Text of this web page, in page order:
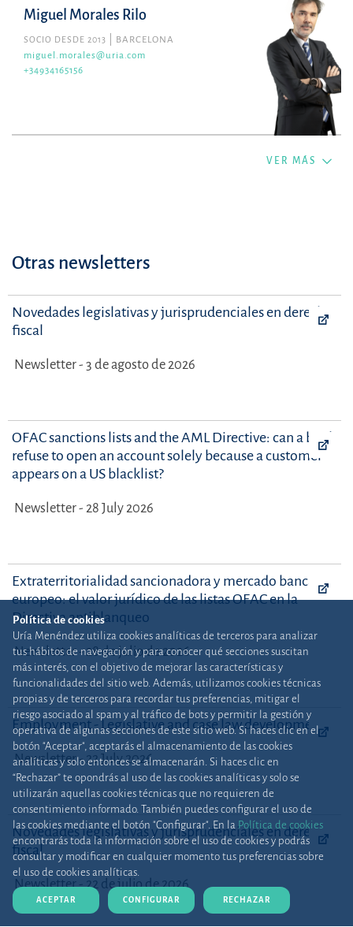
Miguel Morales Rilo
SOCIO DESDE 2013
BARCELONA
miguel.morales@uria.com
+34934165156
VER MÁS
Otras newsletters
Novedades legislativas y jurisprudenciales en derecho
fiscal
Newsletter - 3 de agosto de 2026
OFAC sanctions lists and the AML Directive: can a bank
refuse to open an account solely because a customer
appears on a US blacklist?
Newsletter - 28 July 2026
Extraterritorialidad sancionadora y mercado bancario
europeo: el valor jurídico de las listas OFAC en la
Directiva antiblanqueo
Newsletter - 28 de julio de 2026
Employment - Legislative and case law developments
Newsletter - 22 July 2026
Novedades legislativas y jurisprudenciales en derecho
fiscal
Newsletter - 22 de julio de 2026
Política de cookies
Uría Menéndez utiliza cookies analíticas de terceros para analizar
tus hábitos de navegación y para conocer qué secciones suscitan
más interés, con el objetivo de mejorar las características y
funcionalidades del sitio web. Además, utilizamos cookies técnicas
propias y de terceros para recordar tus preferencias, mitigar el
riesgo asociado al spam y al tráfico de bots y permitir la gestión y
operativa de algunas secciones de este sitio web. Si haces clic en el
botón "Aceptar", aceptarás el almacenamiento de las cookies
analíticas y solo entonces se almacenarán. Si haces clic en
“Rechazar” te opondrás al uso de las cookies analíticas y solo se
utilizarán aquellas cookies técnicas que no requieren de
consentimiento informado. También puedes configurar el uso de
las cookies mediante el botón "Configurar". En la Política de cookies
encontrarás toda la información sobre el uso de cookies y podrás
consultar y modificar en cualquier momento tus preferencias sobre
el uso de cookies analíticas.
ACEPTAR CONFIGURAR RECHAZAR